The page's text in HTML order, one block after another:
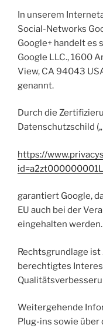
In unserem
Social-Networks
Google+ handelt es
Google LLC., 1600
View, CA 94043
genannt.
Durch die
Datenschutzschild
https://
garantiert Google,
EU auch bei der
eingehalten werden.
Rechtsgrundlage ist
berechtigtes
Weitergehende
Plug-ins sowie